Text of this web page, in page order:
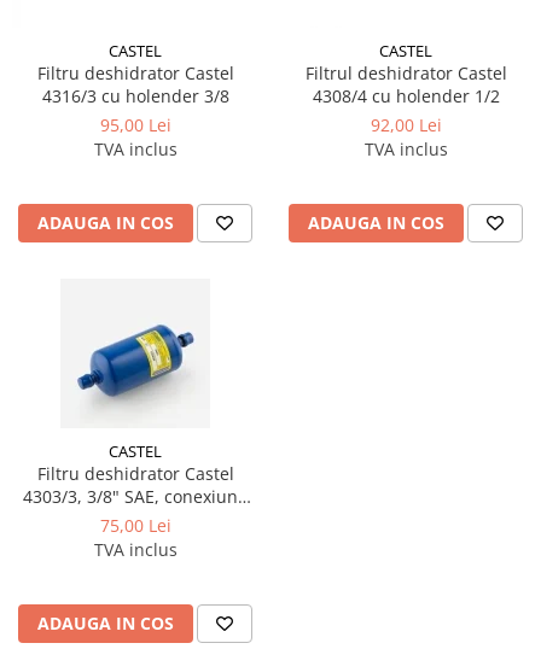
CASTEL
Filtru deshidrator Castel
4316/3 cu holender 3/8
95,00 Lei
TVA inclus
ADAUGA IN COS
CASTEL
Filtrul deshidrator Castel
4308/4 cu holender 1/2
92,00 Lei
TVA inclus
ADAUGA IN COS
CASTEL
Filtru deshidrator Castel
4303/3, 3/8" SAE, conexiune
flare
75,00 Lei
TVA inclus
ADAUGA IN COS